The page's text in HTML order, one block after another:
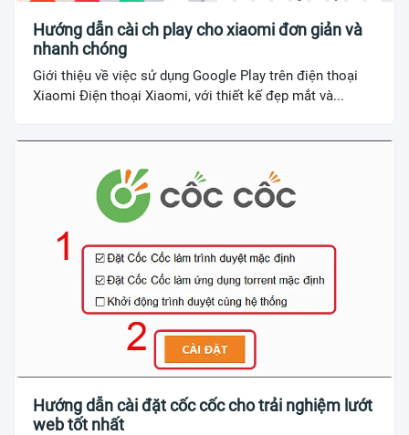
Hướng dẫn cài ch play cho xiaomi đơn giản và
nhanh chóng
Giới thiệu về việc sử dụng Google Play trên điện thoại
Xiaomi Điện thoại Xiaomi, với thiết kế đẹp mắt và...
Hướng dẫn cài đặt cốc cốc cho trải nghiệm lướt
web tốt nhất